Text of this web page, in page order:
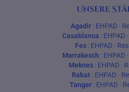
Unsere
Agadir: EHPAD·
Casablanca : EHPAD ·
Fes : EHPAD ·
Marrakesch : EHPAD ·
Meknes: EHPAD·
Rabat: EHPAD·
Tanger : EHPAD ·